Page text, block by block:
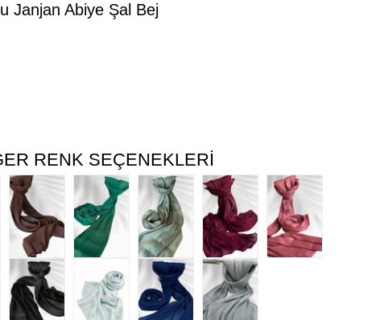
Janjan Abiye Şal Bej
RENK SEÇENEKLERI